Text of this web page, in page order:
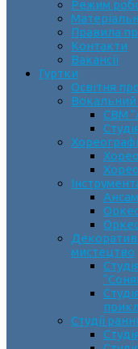
Режим
Правила
Контакти
Вакансії
Гуртки
Освітня
Вокальний
СВМ
мистецтво
Студії